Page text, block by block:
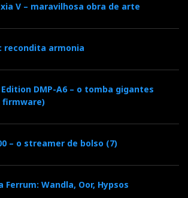
AUDIOPara mais informações
96 859 93 69
V – maravilhosa obra de arte
recondita armonia
DMP-A6 – o tomba gigantes
firmware)
– o streamer de bolso (7)
Ferrum: Wandla, Oor, Hypsos